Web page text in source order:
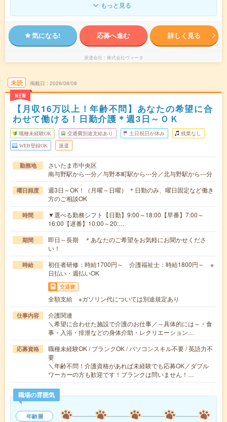
もっと見る
気になる! 応募へ進む 詳しく見る
派遣会社 株式会社ヴィータ
未読
NEW
掲載日 2026/08/08
【月収16万以上！年齢不問】あなたの希望に合
わせて働ける！日勤介護＊週3日～ＯＫ
職種未経験OK 交通費別途支給あり 土日祝日が休み 残業なし
WEB登録OK 派遣
勤務地
さいたま市中央区
南与野駅から---分／与野本町駅から---分／北与野駅から---分
曜日頻度
週3日～OK！（月曜～日曜） ＊日勤のみ、曜日固定など働き
方のご相談OK
時間
▼選べる勤務シフト【日勤】9:00～18:00【早番】7:00～
16:00【遅番】10:00～20:…
期間
即日～長期 ＊あなたのご希望をお気軽にお聞かせくださ
い！
時給
初任者研修：時給1700円～ 介護福祉士：時給1800円～ ※
日払い・週払いOK
交通費
全額支給 ※ガソリン代については別途規定あり
仕事内容
介護関連
＼希望に合わせた施設で介護のお仕事／～具体的には～・食
事・入浴・排泄などの身体介助・レクリエーション…
応募資格
職種未経験OK / ブランクOK / パソコンスキル不要 / 英語力不
要
＼年齢不問！介護資格があれば未経験でも応募OK／ダブル
ワーカーの方も歓迎です！ブランクは問いません！…
職場の雰囲気
年齢層